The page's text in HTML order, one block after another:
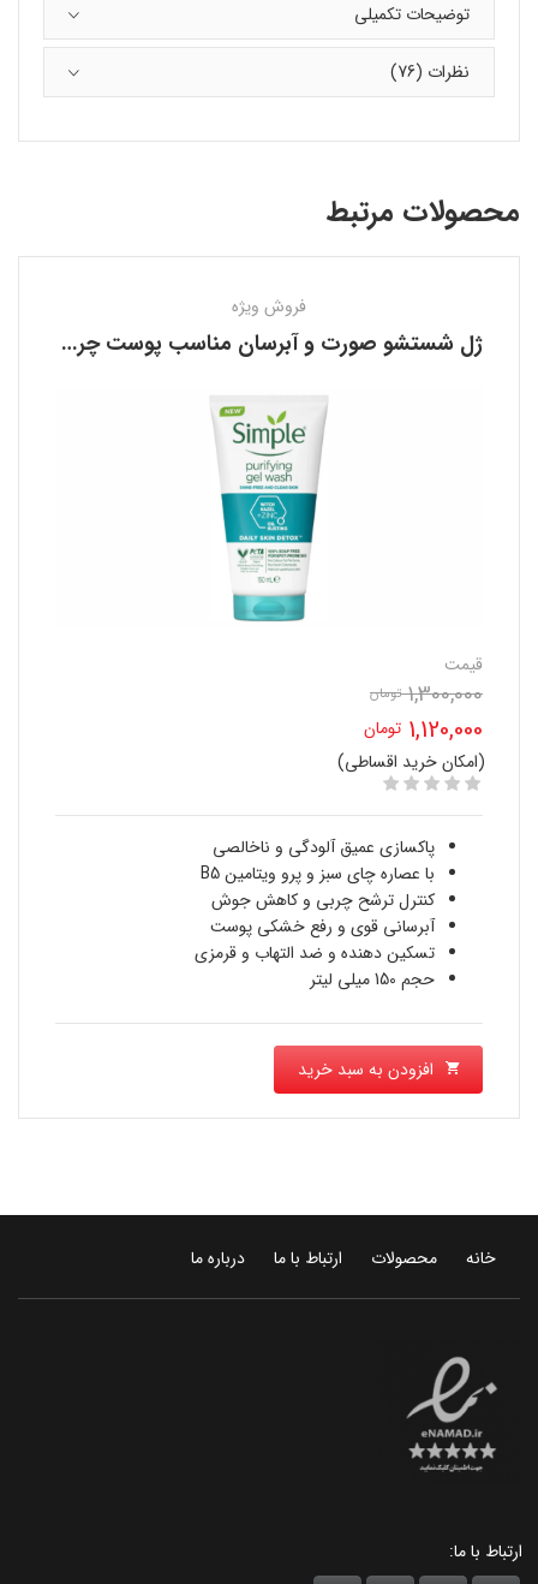
توضیحات تکمیلی
نظرات (76)
محصولات مرتبط
فروش ویژه
ژل شستشو صورت و آبرسان مناسب پوست چرب سیمپل SIMPLE
قیمت
1,300,000 تومان
اصلی
بود.
1,120,000 تومان
قیمت
فعلی
1,120,000 تومان
است.
(امکان خرید اقساطی)
پاکسازی عمیق آلودگی و ناخالصی
با عصاره چای سبز و پرو ویتامین B5
کنترل ترشح چربی و کاهش جوش
آبرسانی قوی و رفع خشکی پوست
تسکین دهنده و ضد التهاب و قرمزی
حجم 150 میلی لیتر
افزودن به سبد خرید
خانه محصولات ارتباط با ما درباره ما
ارتباط با ما: